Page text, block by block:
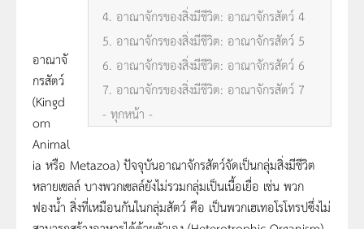
4. อาณาจักรของสิ่งมีชีวิต: อาณาจักรสัตว์ 4
5. อาณาจักรของสิ่งมีชีวิต: อาณาจักรสัตว์ 5
6. อาณาจักรของสิ่งมีชีวิต: อาณาจักรสัตว์ 6
7. อาณาจักรของสิ่งมีชีวิต: อาณาจักรสัตว์ 7
- ทุกหน้า -
อาณาจั
กรสัตว์
(Kingd
om
Animal
ia หรือ Metazoa) ปัจจุบันอาณาจักรสัตว์จัดเป็นกลุ่มสิ่งมีชีวิต
หลายเซลล์ บางพวกเซลล์ยังไม่รวมกลุ่มเป็นเนื้อเยื่อ เช่น พวก
ฟองน้ำ สิ่งที่เหมือนกันในกลุ่มสัตว์ คือ เป็นพวกเฮเทอโรโทรปซึ่งไม่